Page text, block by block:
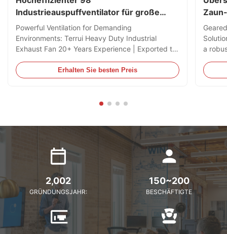
Industrieauspuffventilator für große
Lagerhäuser und Gewächshäuser
13800CFM IP55 Bürstenloser EG-Motor
Powerful Ventilation for Demanding
Environments: Terrui Heavy Duty Industrial
Exhaust Fan 20+ Years Experience | Exported to
| 3–5 Years Warranty Support The Terrui
Industrial Exhaust Fan is engineered to meet the
Erhalten Sie besten Preis
pp.
a
2,002
GRÜNDUNGSJAHR:
150~200
BESCHÄFTIGTE